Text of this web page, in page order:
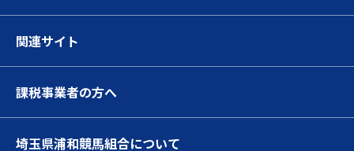
関連サイト
課税事業者の方へ
埼玉県浦和競馬組合について